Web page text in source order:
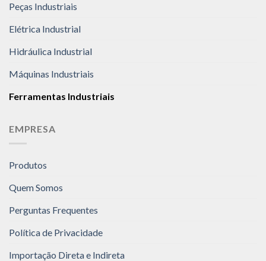
Peças Industriais
Elétrica Industrial
Hidráulica Industrial
Máquinas Industriais
Ferramentas Industriais
EMPRESA
Produtos
Quem Somos
Perguntas Frequentes
Política de Privacidade
Importação Direta e Indireta